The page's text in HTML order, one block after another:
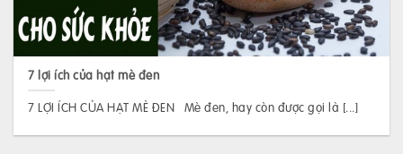
7 lợi ích của hạt mè đen
7 LỢI ÍCH CỦA HẠT MÈ ĐEN Mè đen, hay còn được gọi là [...]